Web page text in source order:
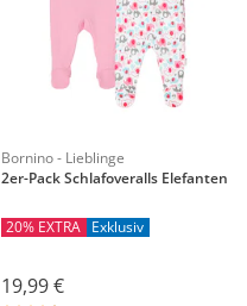
Bornino - Lieblinge
2er-Pack Schlafoveralls Elefanten
20% EXTRA Exklusiv
19,99 €